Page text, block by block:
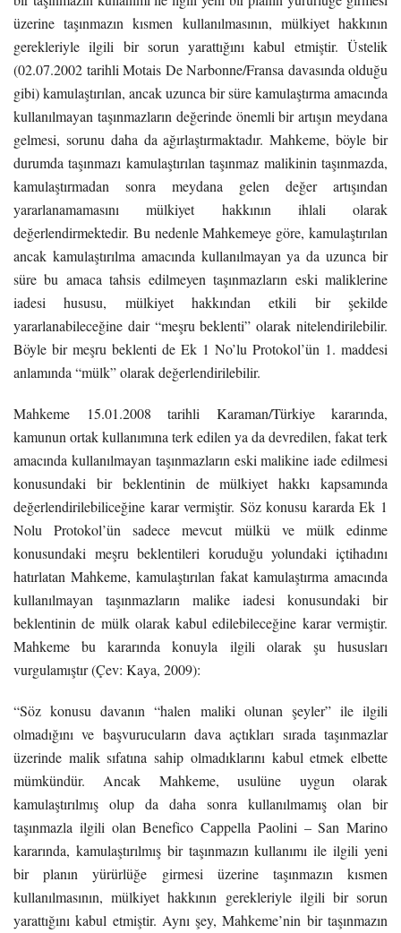
üzerine taşınmazın kısmen kullanılmasının, mülkiyet hakkının
gerekleriyle ilgili bir sorun yarattığını kabul etmiştir. Üstelik
(02.07.2002 tarihli Motais De Narbonne/Fransa davasında olduğu
gibi) kamulaştırılan, ancak uzunca bir süre kamulaştırma amacında
kullanılmayan taşınmazların değerinde önemli bir artışın meydana
gelmesi, sorunu daha da ağırlaştırmaktadır. Mahkeme, böyle bir
durumda taşınmazı kamulaştırılan taşınmaz malikinin taşınmazda,
kamulaştırmadan sonra meydana gelen değer artışından
yararlanamamasını mülkiyet hakkının ihlali olarak
değerlendirmektedir. Bu nedenle Mahkemeye göre, kamulaştırılan
ancak kamulaştırılma amacında kullanılmayan ya da uzunca bir
süre bu amaca tahsis edilmeyen taşınmazların eski maliklerine
iadesi hususu, mülkiyet hakkından etkili bir şekilde
yararlanabileceğine dair “meşru beklenti” olarak nitelendirilebilir.
Böyle bir meşru beklenti de Ek 1 No’lu Protokol’ün 1. maddesi
anlamında “mülk” olarak değerlendirilebilir.
Mahkeme 15.01.2008 tarihli Karaman/Türkiye kararında,
kamunun ortak kullanımına terk edilen ya da devredilen, fakat terk
amacında kullanılmayan taşınmazların eski malikine iade edilmesi
konusundaki bir beklentinin de mülkiyet hakkı kapsamında
değerlendirilebiliceğine karar vermiştir. Söz konusu kararda Ek 1
Nolu Protokol’ün sadece mevcut mülkü ve mülk edinme
konusundaki meşru beklentileri koruduğu yolundaki içtihadını
hatırlatan Mahkeme, kamulaştırılan fakat kamulaştırma amacında
kullanılmayan taşınmazların malike iadesi konusundaki bir
beklentinin de mülk olarak kabul edilebileceğine karar vermiştir.
Mahkeme bu kararında konuyla ilgili olarak şu hususları
vurgulamıştır (Çev: Kaya, 2009):
“Söz konusu davanın “halen maliki olunan şeyler” ile ilgili
olmadığını ve başvurucuların dava açtıkları sırada taşınmazlar
üzerinde malik sıfatına sahip olmadıklarını kabul etmek elbette
mümkündür. Ancak Mahkeme, usulüne uygun olarak
kamulaştırılmış olup da daha sonra kullanılmamış olan bir
taşınmazla ilgili olan Benefico Cappella Paolini – San Marino
kararında, kamulaştırılmış bir taşınmazın kullanımı ile ilgili yeni
bir planın yürürlüğe girmesi üzerine taşınmazın kısmen
kullanılmasının, mülkiyet hakkının gerekleriyle ilgili bir sorun
yarattığını kabul etmiştir. Aynı şey, Mahkeme’nin bir taşınmazın